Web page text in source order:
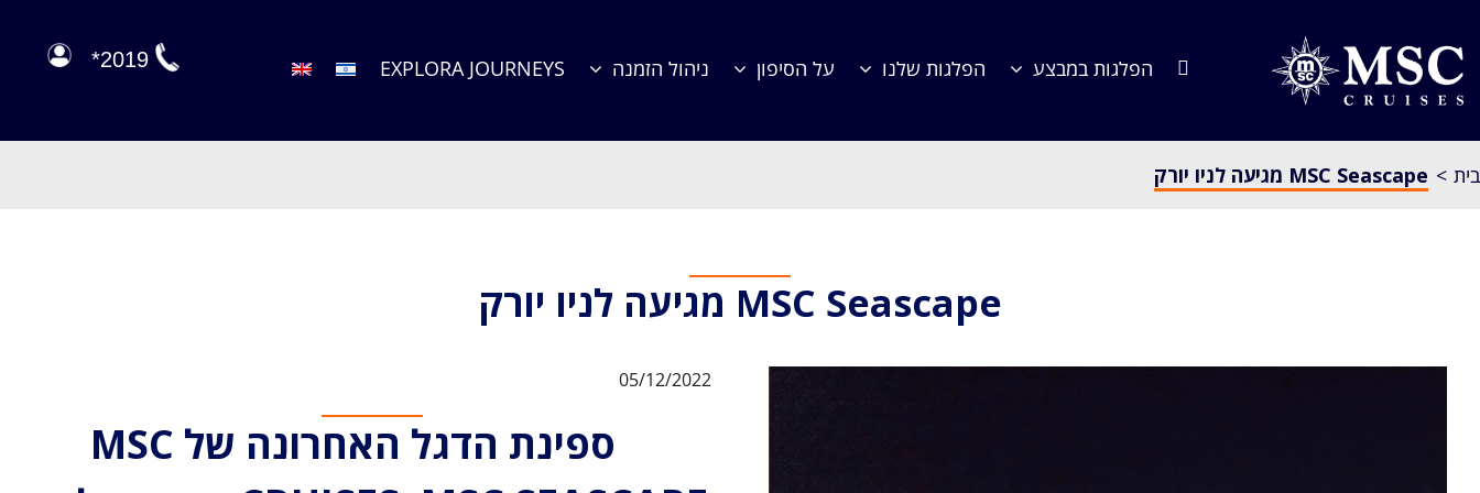
הפלגות במבצע הפלגות שלנו על הסיפון ניהול הזמנה EXPLORA JOURNEYS
2019*
בית MSC Seascape מגיעה לניו יורק
MSC Seascape מגיעה לניו יורק
05/12/2022
ספינת הדגל האחרונה של MSC